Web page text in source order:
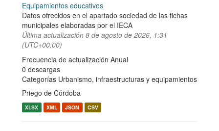
Equipamientos educativos
Datos ofrecidos en el apartado sociedad de las fichas
municipales elaboradas por el IECA
Última actualización 8 de agosto de 2026, 1:31
(UTC+00:00)
Frecuencia de actualización Anual
0 descargas
Categorías Urbanismo, infraestructuras y equipamientos
Priego de Córdoba
XLSX XML JSON CSV